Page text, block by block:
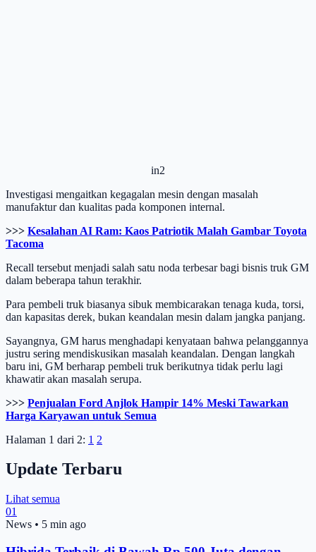
in2
Investigasi mengaitkan kegagalan mesin dengan masalah
manufaktur dan kualitas pada komponen internal.
>>> Kesalahan AI Ram: Kaos Patriotik Malah Gambar Toyota
Tacoma
Recall tersebut menjadi salah satu noda terbesar bagi bisnis truk GM
dalam beberapa tahun terakhir.
Para pembeli truk biasanya sibuk membicarakan tenaga kuda, torsi,
dan kapasitas derek, bukan keandalan mesin dalam jangka panjang.
Sayangnya, GM harus menghadapi kenyataan bahwa pelanggannya
justru sering mendiskusikan masalah keandalan. Dengan langkah
baru ini, GM berharap pembeli truk berikutnya tidak perlu lagi
khawatir akan masalah serupa.
>>> Penjualan Ford Anjlok Hampir 14% Meski Tawarkan
Harga Karyawan untuk Semua
Halaman 1 dari 2: 1 2
Update Terbaru
Lihat semua
01
News • 5 min ago